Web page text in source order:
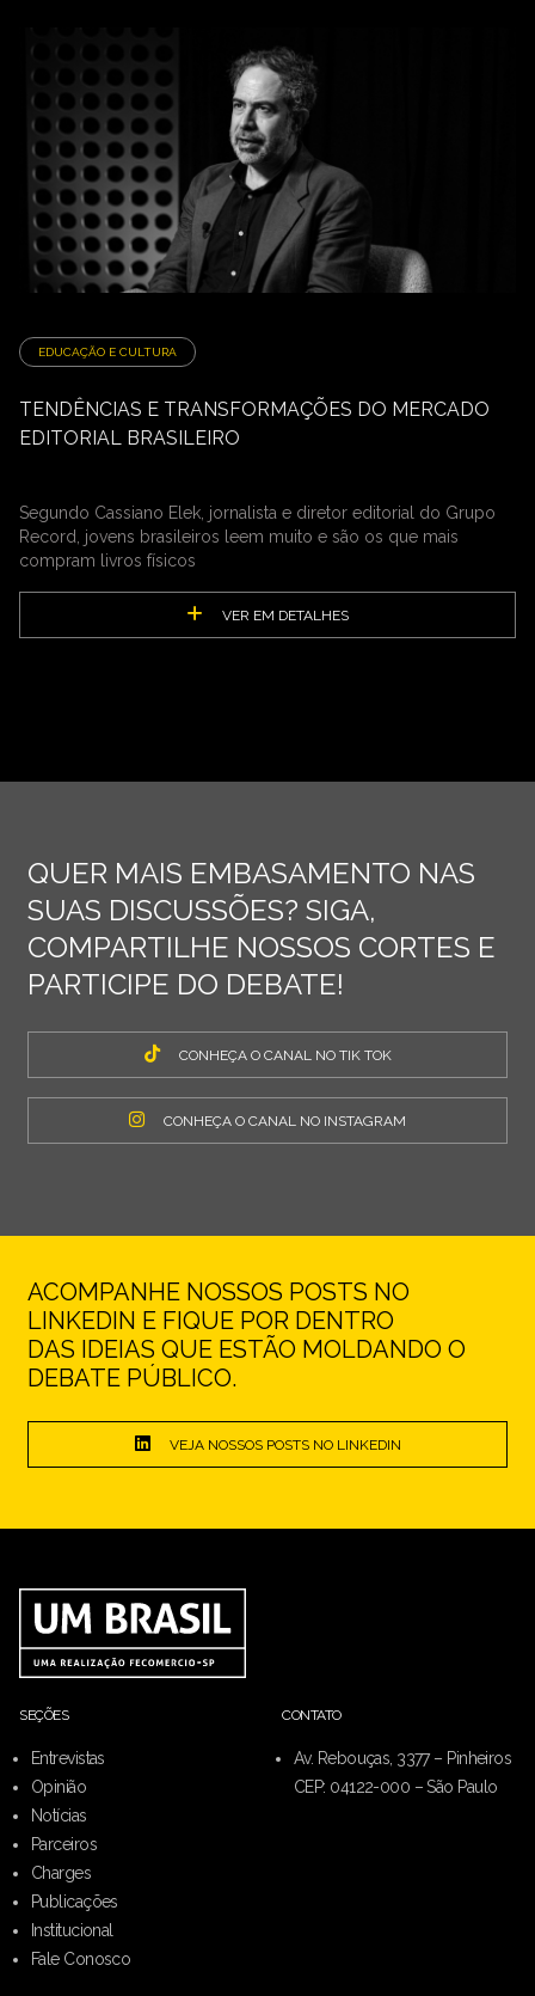
EDUCAÇÃO E CULTURA
TENDÊNCIAS E TRANSFORMAÇÕES DO MERCADO
EDITORIAL BRASILEIRO
Segundo Cassiano Elek, jornalista e diretor editorial do Grupo
Record, jovens brasileiros leem muito e são os que mais
compram livros físicos
VER EM DETALHES
QUER MAIS EMBASAMENTO NAS
SUAS DISCUSSÕES? SIGA,
COMPARTILHE NOSSOS CORTES E
PARTICIPE DO DEBATE!
CONHEÇA O CANAL NO TIK TOK
CONHEÇA O CANAL NO INSTAGRAM
ACOMPANHE NOSSOS POSTS NO
LINKEDIN E FIQUE POR DENTRO
DAS IDEIAS QUE ESTÃO MOLDANDO O
DEBATE PÚBLICO.
VEJA NOSSOS POSTS NO LINKEDIN
SEÇÕES
Entrevistas
Opinião
Notícias
Parceiros
Charges
Publicações
Institucional
Fale Conosco
CONTATO
Av. Rebouças, 3377 – Pinheiros
CEP: 04122-000 – São Paulo